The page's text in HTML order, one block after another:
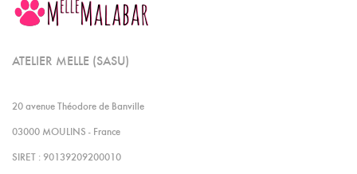
ATELIER MELLE (SASU)
20 avenue Théodore de Banville
03000 MOULINS - France
SIRET : 90139209200010